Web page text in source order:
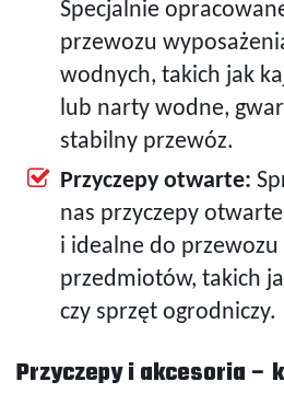
Specjalnie
przewozu
wodnych, takich jak
lub narty wodne,
stabilny przewóz.
Przyczepy otwarte:
nas przyczepy
i idealne do przewozu
przedmiotów, takich
czy sprzęt ogrodniczy.
Przyczepy i akcesoria –